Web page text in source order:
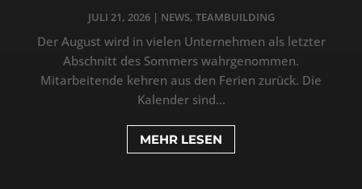
JULI 21, 2026| NEWS, TEAMBUILDING
Der August wird in vielen Unternehmen als letzter
Abschnitt des Sommers wahrgenommen.
Mitarbeitende kehren aus den Ferien zurück. Die
Kalender sind...
MEHR LESEN